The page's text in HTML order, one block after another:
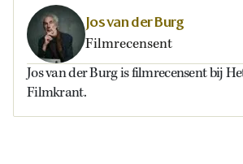
Jos van der Burg
Filmrecensent
Jos van der Burg is filmrecensent bij
Filmkrant.